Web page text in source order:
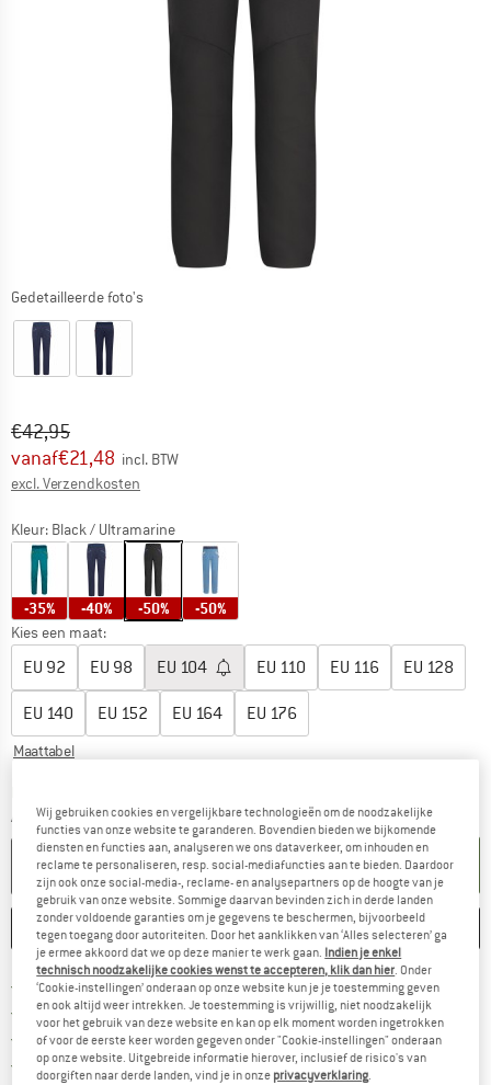
Gedetailleerde foto's
Oorspronkelijke prijs :
€42,95
Prijs:
vanaf€21,48 incl. BTW
excl. Verzendkosten
Kleur: Black / Ultramarine
-35% -40% -50% -50%
Kies een maat:
EU 92 EU 98 EU 104 EU 110 EU 116 EU 128
EU 140 EU 152 EU 164 EU 176
Maattabel
Aantal:
IN DE WINKELMAND
ONTHOUDEN VERGELIJKEN
Gratis verzending vanaf € 69 (NL)Vind hier de
100 dagen bedenktijdVind de betalingsinformatie hier!
> 4.000.000 tevreden klanten
Alle artikelen in voorraad
Wij gebruiken cookies en vergelijkbare technologieën om de noodzakelijke
functies van onze website te garanderen. Bovendien bieden we bijkomende
diensten en functies aan, analyseren we ons dataverkeer, om inhouden en
reclame te personaliseren, resp. social-mediafuncties aan te bieden. Daardoor
zijn ook onze social-media-, reclame- en analysepartners op de hoogte van je
gebruik van onze website. Sommige daarvan bevinden zich in derde landen
zonder voldoende garanties om je gegevens te beschermen, bijvoorbeeld
tegen toegang door autoriteiten. Door het aanklikken van ‘Alles selecteren’ ga
je ermee akkoord dat we op deze manier te werk gaan. Indien je enkel
technisch noodzakelijke cookies wenst te accepteren, klik dan hier. Onder
‘Cookie-instellingen’ onderaan op onze website kun je je toestemming geven
en ook altijd weer intrekken. Je toestemming is vrijwillig, niet noodzakelijk
voor het gebruik van deze website en kan op elk moment worden ingetrokken
of voor de eerste keer worden gegeven onder "Cookie-instellingen" onderaan
op onze website. Uitgebreide informatie hierover, inclusief de risico's van
doorgiften naar derde landen, vind je in onze privacyverklaring.